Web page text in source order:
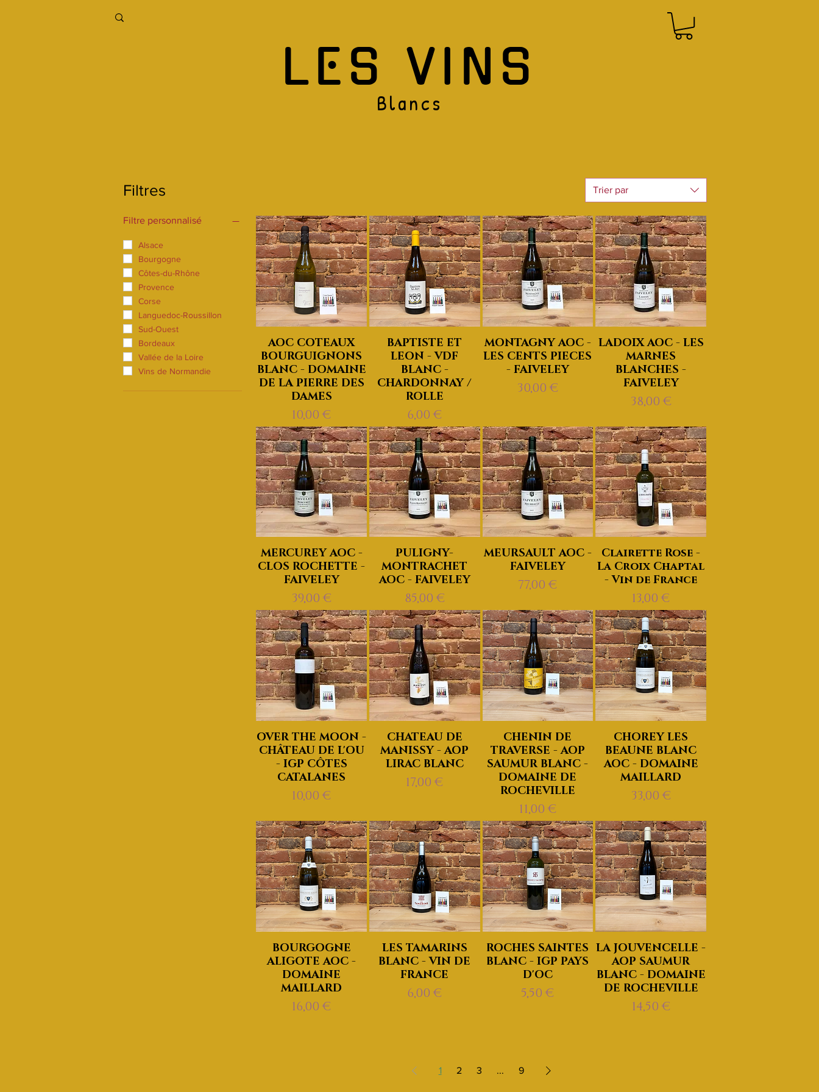
LES VINS
Blancs
Filtres
Filtre personnalisé
Alsace
Bourgogne
Côtes-du-Rhône
Provence
Corse
Languedoc-Roussillon
Sud-Ouest
Bordeaux
Vallée de la Loire
Vins de Normandie
Trier par
AOC COTEAUX
BOURGUIGNONS
BLANC - DOMAINE
DE LA PIERRE DES
DAMES
Prix
10,00 €
BAPTISTE ET
LEON - VDF
BLANC -
CHARDONNAY /
ROLLE
Prix
6,00 €
MONTAGNY AOC -
LES CENTS PIECES
- FAIVELEY
Prix
30,00 €
LADOIX AOC - LES
MARNES
BLANCHES -
FAIVELEY
Prix
38,00 €
MERCUREY AOC -
CLOS ROCHETTE -
FAIVELEY
Prix
39,00 €
PULIGNY-
MONTRACHET
AOC - FAIVELEY
Prix
85,00 €
MEURSAULT AOC -
FAIVELEY
Prix
77,00 €
Clairette Rose -
La Croix Chaptal
- Vin de France
Prix
13,00 €
OVER THE MOON -
CHÂTEAU DE L'OU
- IGP CÔTES
CATALANES
Prix
10,00 €
CHATEAU DE
MANISSY - AOP
LIRAC BLANC
Prix
17,00 €
CHENIN DE
TRAVERSE - AOP
SAUMUR BLANC -
DOMAINE DE
ROCHEVILLE
Prix
11,00 €
CHOREY LES
BEAUNE BLANC
AOC - DOMAINE
MAILLARD
Prix
33,00 €
BOURGOGNE
ALIGOTE AOC -
DOMAINE
MAILLARD
Prix
16,00 €
LES TAMARINS
BLANC - VIN DE
FRANCE
Prix
6,00 €
ROCHES SAINTES
BLANC - IGP PAYS
D'OC
Prix
5,50 €
LA JOUVENCELLE -
AOP SAUMUR
BLANC - DOMAINE
DE ROCHEVILLE
Prix
14,50 €
1 2 3 ... 9